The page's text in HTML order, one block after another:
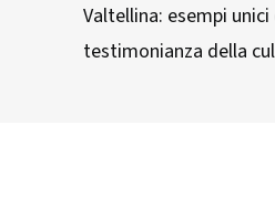
Valtellina: esempi
testimonianza della